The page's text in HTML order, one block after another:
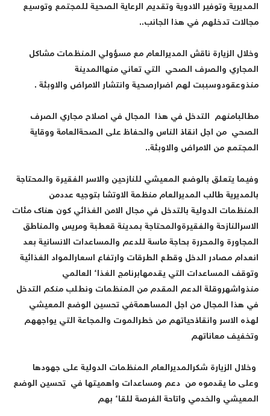
وتوفير الادوية وتقديم الرعاية الصحية للمجتمع وتوسيع
تدخلهم في هذا الجانب..
الزيارة ناقش المديرالعام مع مسؤولي المنظمات مشاكل
والصرف الصحي التي تعاني منهاالمدينة
لهم اضرارصحية وانتشار الامراض والاوبئة .
التدخل في هذا المجال في اصلاح مجاري الصرف
من اجل انقاذ الناس والحفاظ على الصحةالعامة ووقاية
من الامراض والاوبئة..
يتعلق بالوضع المعيشي للنازحين والاسر الفقيرة والمحتاجة
طالب المديرالعام منظمة الاوتشا بتوجيه عددمن
الدولية بالتدخل في مجال الامن الغذائي كون هناك مئات
والفقيرةوالمحتاجة بمدينة قعطبة ومريس والمناطق
والمحررة بحاجة ماسة للدعم والمساعدات الانسانية بعد
مصادر الدخل وقطع الطرقات وارتفاع اسعارالمواد الغذائية
المساعدات التي يقدمهابرنامج الغذاء العالمي
الدعم المقدم من المنظمات ونطلب منكم التدخل
هذا المجال من اجل المساهمةفي تحسين الوضع المعيشي
الاسر وانقاذحياتهم من خطرالموت والمجاعة التي يواجههم
معاناتهم
الزيارة شكرالمديرالعام المنظمات الدولية على جهودها
ما يقدموه من دعم ومساعدات واهميتها في تحسين الوضع
والخدمي واتاحة الفرصة للقاء بهم